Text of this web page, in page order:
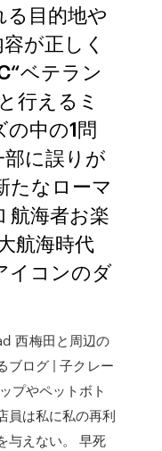
る目的地や
が正しく
ベテラン
行えるミ
中の1問
に誤りが
たなローマ
航海者お楽
航海時代
イコンのダ
西梅田と周辺の
ブログ | 子クレー
プやペットボト
員は私に私の再利
与えない。 早死